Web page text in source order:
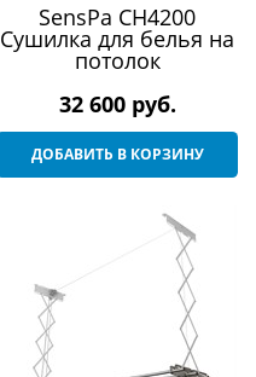
SensPa CH4200
Сушилка для белья на
потолок
32 600 руб.
ДОБАВИТЬ В КОРЗИНУ